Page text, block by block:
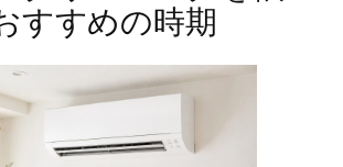
すすめの時期